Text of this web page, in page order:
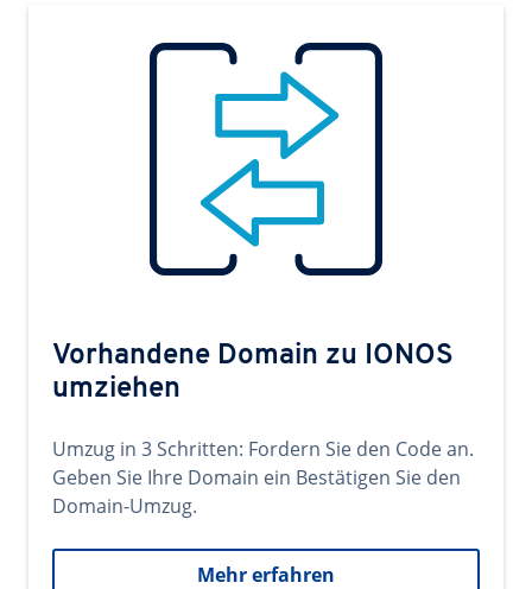
Vorhandene Domain zu IONOS
umziehen
Umzug in 3 Schritten: Fordern Sie den Code an.
Geben Sie Ihre Domain ein Bestätigen Sie den
Domain-Umzug.
Mehr erfahren